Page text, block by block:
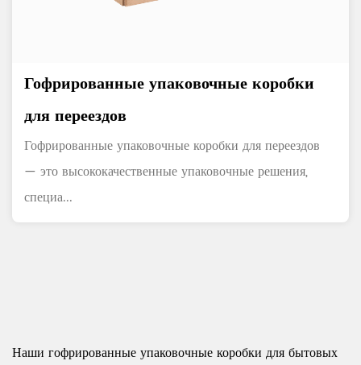
Гофрированные упаковочные коробки
для переездов
Гофрированные упаковочные коробки для переездов
— это высококачественные упаковочные решения,
специа...
Наши гофрированные упаковочные коробки для бытовых